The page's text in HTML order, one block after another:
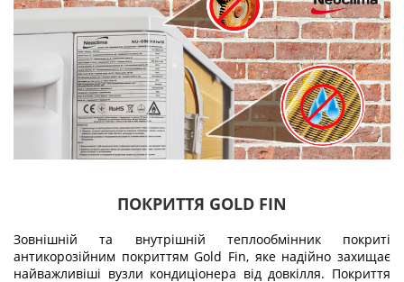
ПОКРИТТЯ GOLD FIN
Зовнішній та внутрішній теплообмінник покриті
антикорозійним покриттям Gold Fin, яке надійно захищає
найважливіші вузли кондиціонера від довкілля. Покриття